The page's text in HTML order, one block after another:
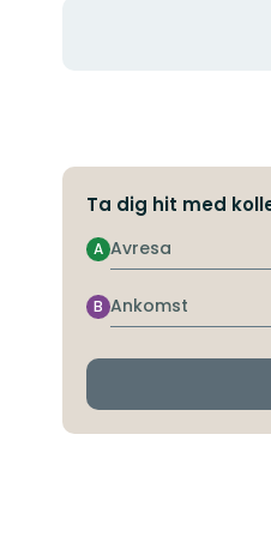
Ta dig hit med
Avresa
A
Ankomst
B